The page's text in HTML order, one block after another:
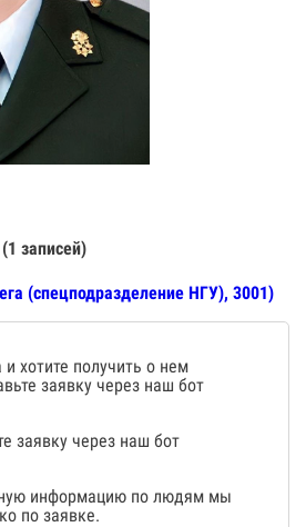
записей)
(спецподразделение НГУ), 3001)
хотите получить о нем
заявку через наш бот
заявку через наш бот
информацию по людям мы
по заявке.